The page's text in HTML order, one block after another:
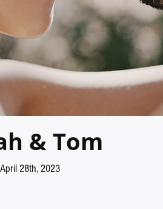
& Tom
April 28th, 2023